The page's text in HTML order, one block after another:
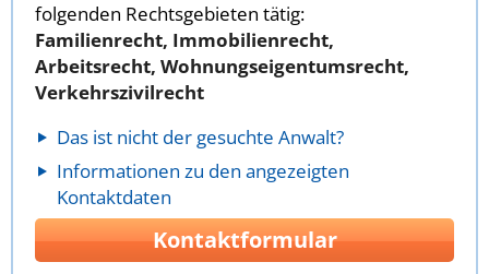
folgenden Rechtsgebieten tätig:
Familienrecht, Immobilienrecht,
Arbeitsrecht, Wohnungseigentumsrecht,
Verkehrszivilrecht
Das ist nicht der gesuchte Anwalt?
Informationen zu den angezeigten
Kontaktdaten
Kontaktformular